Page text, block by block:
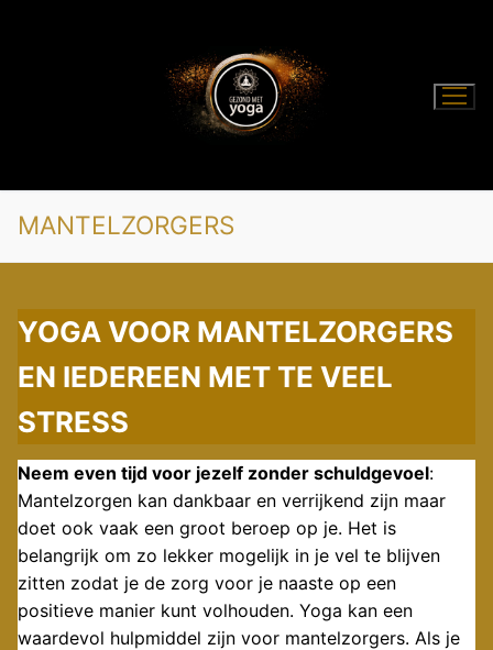
MANTELZORGERS
YOGA VOOR MANTELZORGERS
EN IEDEREEN MET TE VEEL
STRESS
Neem even tijd voor jezelf zonder schuldgevoel:
Mantelzorgen kan dankbaar en verrijkend zijn maar
doet ook vaak een groot beroep op je. Het is
belangrijk om zo lekker mogelijk in je vel te blijven
zitten zodat je de zorg voor je naaste op een
positieve manier kunt volhouden. Yoga kan een
waardevol hulpmiddel zijn voor mantelzorgers. Als je